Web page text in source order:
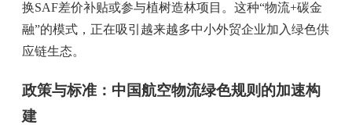
换SAF差价补贴或参与植树造林项目。这种“物流+碳金
融”的模式，正在吸引越来越多中小外贸企业加入绿色供
应链生态。
政策与标准：中国航空物流绿色规则的加速构
建